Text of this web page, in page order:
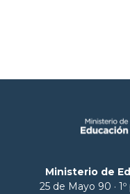
Ministerio de
25 de Mayo 90 ·